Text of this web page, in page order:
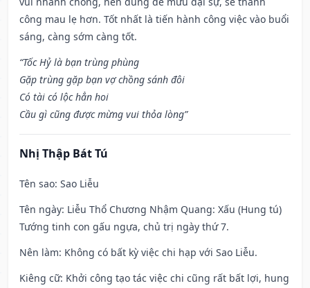
công mau lẹ hơn. Tốt nhất là tiến hành công việc vào buổi
sáng, càng sớm càng tốt.
“Tốc Hỷ là bạn trùng phùng
Gặp trùng gặp bạn vợ chồng sánh đôi
Có tài có lộc hẳn hoi
Cầu gì cũng được mừng vui thỏa lòng”
Nhị Thập Bát Tú
Tên sao: Sao Liễu
Tên ngày: Liễu Thổ Chương Nhậm Quang: Xấu (Hung tú)
Tướng tinh con gấu ngựa, chủ trị ngày thứ 7.
Nên làm: Không có bất kỳ việc chi hạp với Sao Liễu.
Kiêng cữ: Khởi công tạo tác việc chi cũng rất bất lợi, hung